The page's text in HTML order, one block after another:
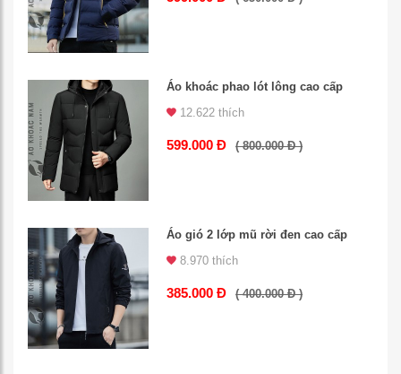
Áo khoác phao lót lông cao cấp
12.622 thích
599.000 Đ ( 800.000 Đ )
Áo gió 2 lớp mũ rời đen cao cấp
8.970 thích
385.000 Đ ( 400.000 Đ )